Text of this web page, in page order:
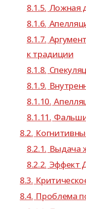
8.1.5. Ложная
8.1.6.
8.1.7.
к традиции
8.1.8.
8.1.9.
8.1.10.
8.1.11.
8.2.
8.2.1. Выдача
8.2.2. Эффект
8.3.
8.4. Проблема